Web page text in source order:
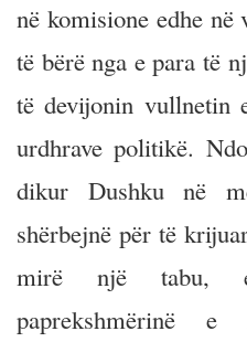
në komisione edhe në
të bërë nga e para të
të devijonin vullnetin
urdhrave politikë.
dikur Dushku në
shërbejnë për të
mirë një tabu,
paprekshmërinë